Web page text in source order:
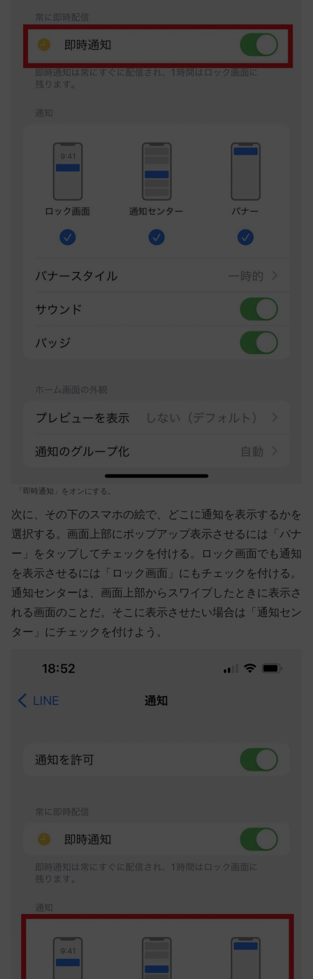
「即時通知」をオンにする。
次に、その下のスマホの絵で、どこに通知を表示するかを
選択する。画面上部にポップアップ表示させるには「バナ
ー」をタップしてチェックを付ける。ロック画面でも通知
を表示させるには「ロック画面」にもチェックを付ける。
通知センターは、画面上部からスワイプしたときに表示さ
れる画面のことだ。そこに表示させたい場合は「通知セン
ター」にチェックを付けよう。